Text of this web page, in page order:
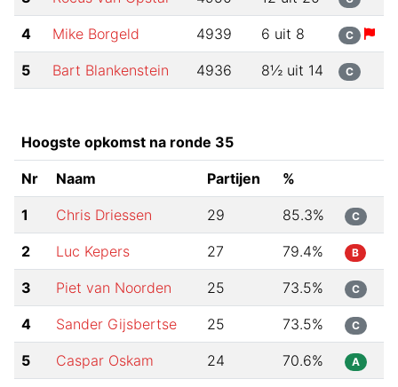
4 Mike Borgeld 4939 6 uit 8 C
5 Bart Blankenstein 4936 8½ uit 14 C
Hoogste opkomst na ronde 35
Nr Naam Partijen %
1 Chris Driessen 29 85.3% C
2 Luc Kepers 27 79.4% B
3 Piet van Noorden 25 73.5% C
4 Sander Gijsbertse 25 73.5% C
5 Caspar Oskam 24 70.6% A